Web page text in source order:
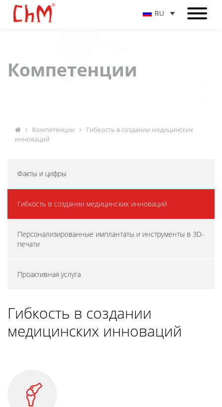
RU
Компетенции
Компетенции
Гибкость в создании медицинских
инноваций
Факты и цифры
Гибкость в создании медицинских инноваций
Персонализированные имплантаты и инструменты в 3D-
печати
Проактивная услуга
Гибкость в создании
медицинских инноваций